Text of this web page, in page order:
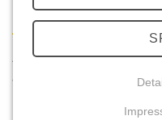
Im BereichEtiketten
Thermotransferbänder
Auch Spende-Geräte und
abgestimmt auf Ihren